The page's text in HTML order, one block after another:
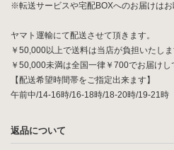
※転送サービスや宅配BOXへのお届けはお
ヤマト運輸にて配送させて頂きます。
￥50,000以上で送料は当店が負担いたしま
￥50,000未満は全国一律￥700でお届けし
【配送希望時間帯をご指定出来ます】
午前中/14-16時/16-18時/18-20時/19-21時
返品について